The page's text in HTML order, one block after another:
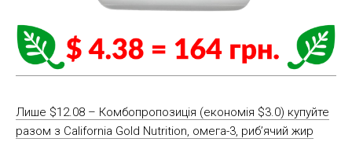
Лише $12.08 – Комбопропозиція (економія $3.0) купуйте
разом з California Gold Nutrition, омега-3, риб’ячий жир